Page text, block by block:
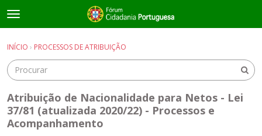
t
o
g
e
m
e
n
u
Entrar
Guias e Informações Úteis
Entrar · Registrar-se
INÍCIO › PROCESSOS DE ATRIBUIÇÃO
Atribuição de Nacionalidade para Netos - Lei
37/81 (atualizada 2020/22) - Processos e
Acompanhamento